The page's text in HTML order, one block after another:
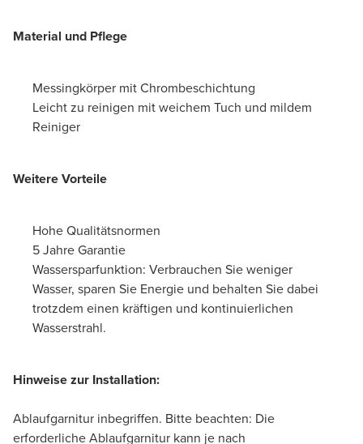
Material und Pflege
Messingkörper mit Chrombeschichtung
Leicht zu reinigen mit weichem Tuch und mildem
Reiniger
Weitere Vorteile
Hohe Qualitätsnormen
5 Jahre Garantie
Wassersparfunktion: Verbrauchen Sie weniger
Wasser, sparen Sie Energie und behalten Sie dabei
trotzdem einen kräftigen und kontinuierlichen
Wasserstrahl.
Hinweise zur Installation:
Ablaufgarnitur inbegriffen. Bitte beachten: Die
erforderliche Ablaufgarnitur kann je nach